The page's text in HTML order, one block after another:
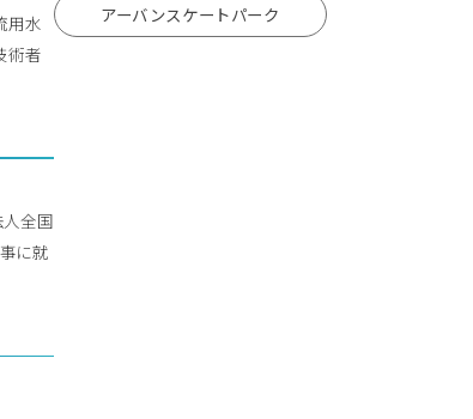
用水
術者
全国
に就
アーバンスケートパーク